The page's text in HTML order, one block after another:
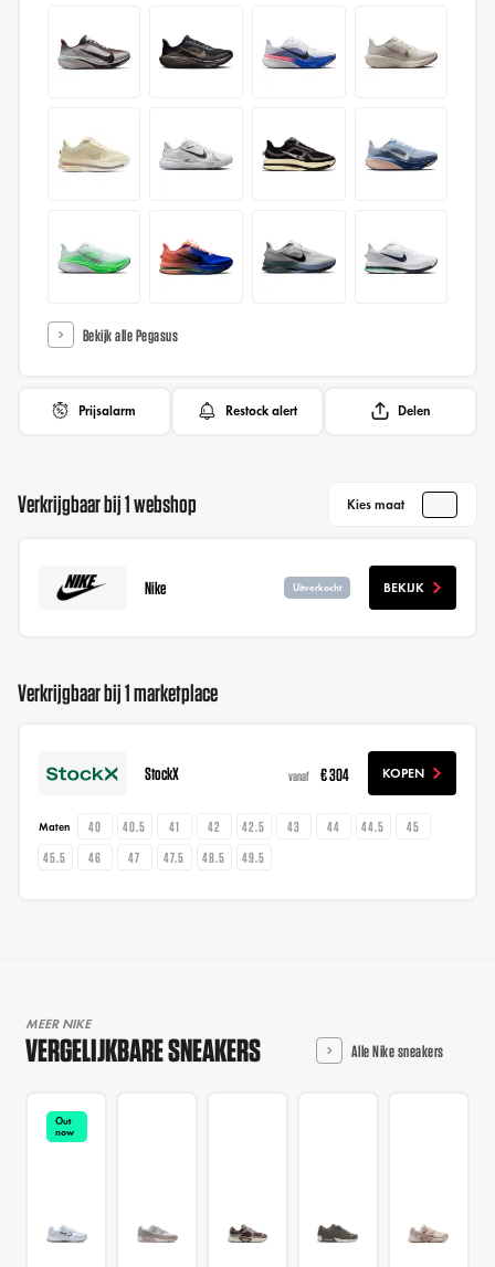
Bekijk alle Pegasus
Prijsalarm Restock alert Delen
Verkrijgbaar bij 1 webshop Kies maat
Nike Uitverkocht BEKIJK
Verkrijgbaar bij 1 marketplace
StockX vanaf € 304 KOPEN
Maten 40 40.5 41 42 42.5 43 44 44.5
45
45.5
46 47 47.5 48.5 49.5
MEER NIKE
VERGELIJKBARE SNEAKERS Alle Nike sneakers
Out
now